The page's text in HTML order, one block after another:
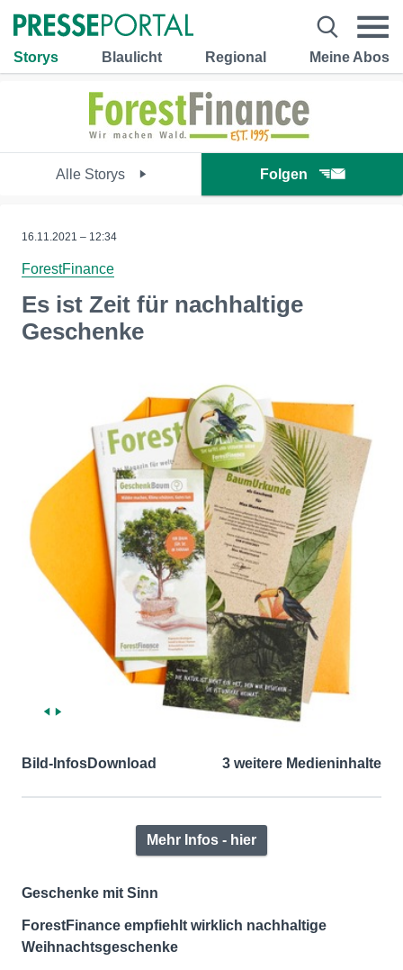
Storys Blaulicht Regional Meine Abos
Alle Storys Folgen
16.11.2021 – 12:34
ForestFinance
Es ist Zeit für nachhaltige
Geschenke
Bild-InfosDownload 3 weitere Medieninhalte
Mehr Infos - hier
Geschenke mit Sinn
ForestFinance empfiehlt wirklich nachhaltige
Weihnachtsgeschenke